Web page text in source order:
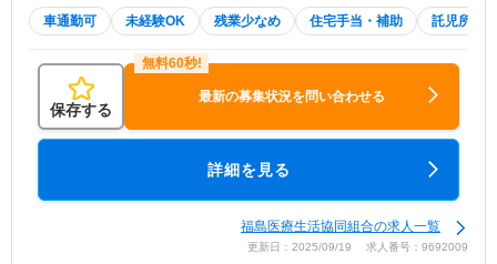
車通勤可 未経験OK 残業少なめ 住宅手当・補助 託児所・
保存する
最新の募集状況を問い合わせる
詳細を見る
福島医療生活協同組合の求人一覧
更新日：2025/09/19 求人番号：9692009